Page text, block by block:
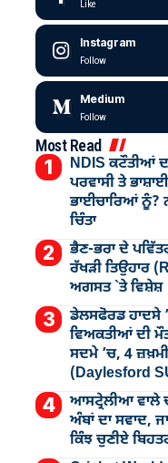
Like
Instagram
Follow
Medium
Follow
Most Read
NDIS ਕਟੌਤੀਆਂ
ਪਰਵਾਸੀ ਤੇ
ਭਾਈਚਾਰਿਆਂ ਨੂੰ?
ਚਿੰਤਾ
ਭੈਣ-ਭਰਾ ਦੇ
ਰੱਖੜੀ ਤਿਉਹਾਰ
ਅਗਸਤ `ਤੇ ਵਿਸ਼ੇਸ਼
ਡੇਲਸਫੋਰਡ ਹਾਦਸੇ
ਵਿਅਕਤੀਆਂ ਦੀ
ਸਦਮੇ ’ਚ, 4
(Daylesford
ਆਸਟ੍ਰੇਲੀਆ ਵਾਲੇ
ਅੰਬਾਂ ਦਾ ਸਵਾਦ,
ਕਿੰਝ ਚੁਣੀਏ